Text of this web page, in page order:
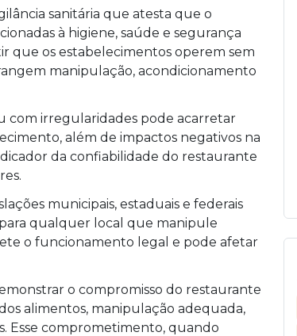
sanitária que atesta que o
à higiene, saúde e segurança
que os estabelecimentos operem sem
manipulação, acondicionamento
com irregularidades pode acarretar
além de impactos negativos na
da confiabilidade do restaurante
municipais, estaduais e federais
qualquer local que manipule
o funcionamento legal e pode afetar
o compromisso do restaurante
alimentos, manipulação adequada,
Esse comprometimento, quando